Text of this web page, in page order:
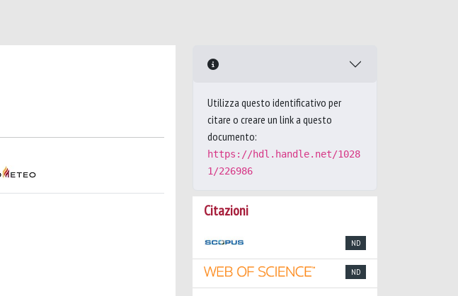
Utilizza questo identificativo per
citare o creare un link a questo
documento:
https://hdl.handle.net/1028
1/226986
Citazioni
ND
ND